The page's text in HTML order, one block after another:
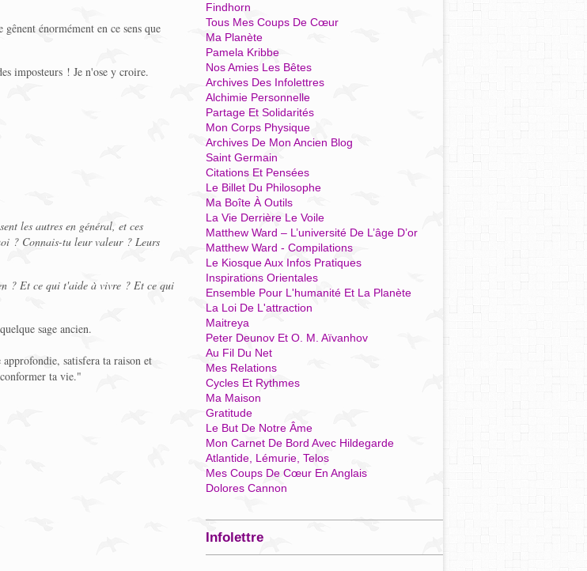
énormément en ce sens que
imposteurs ! Je n'ose y croire.
les autres en général, et ces
? Connais-tu leur valeur ? Leurs
? Et ce qui t'aide à vivre ? Et ce qui
sage ancien.
satisfera ta raison et
ta vie."
Findhorn
Tous Mes Coups De Cœur
Ma Planète
Pamela Kribbe
Nos Amies Les Bêtes
Archives Des Infolettres
Alchimie Personnelle
Partage Et Solidarités
Mon Corps Physique
Archives De Mon Ancien Blog
Saint Germain
Citations Et Pensées
Le Billet Du Philosophe
Ma Boîte À Outils
La Vie Derrière Le Voile
Matthew Ward – L’université De L’âge D’or
Matthew Ward - Compilations
Le Kiosque Aux Infos Pratiques
Inspirations Orientales
Ensemble Pour L'humanité Et La Planète
La Loi De L'attraction
Maitreya
Peter Deunov Et O. M. Aïvanhov
Au Fil Du Net
Mes Relations
Cycles Et Rythmes
Ma Maison
Gratitude
Le But De Notre Âme
Mon Carnet De Bord Avec Hildegarde
Atlantide, Lémurie, Telos
Mes Coups De Cœur En Anglais
Dolores Cannon
Infolettre